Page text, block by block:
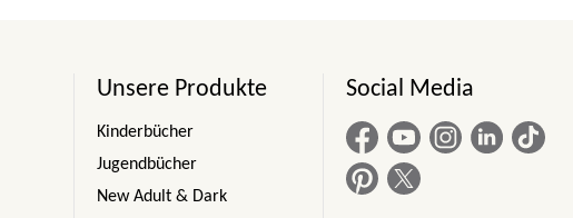
Unsere Produkte
Kinderbücher
Jugendbücher
New Adult & Dark
Social Media